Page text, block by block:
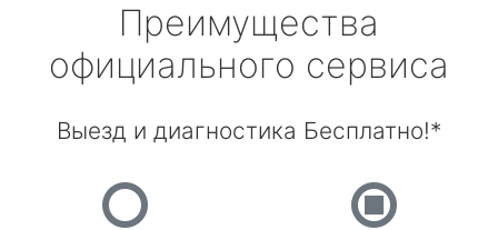
Преимущества
официального сервиса
Выезд и диагностика Бесплатно!*